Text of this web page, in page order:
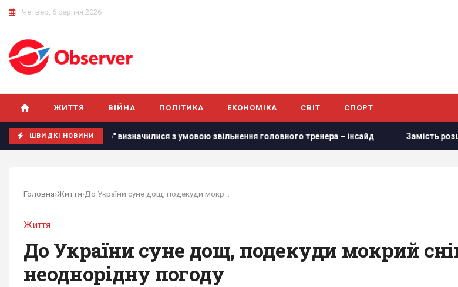
Четвер, 6 серпня 2026
ЖИТТЯ ВІЙНА ПОЛІТИКА ЕКОНОМІКА СВІТ СПОРТ
ШВИДКІ НОВИНИ
У "Динамо" визначилися з умовою звільнення головного тренера – інсайд Замість розширення ЄС:
Головна›Життя›
Життя
До України суне дощ, подекуди мокрий
неоднорідну погоду